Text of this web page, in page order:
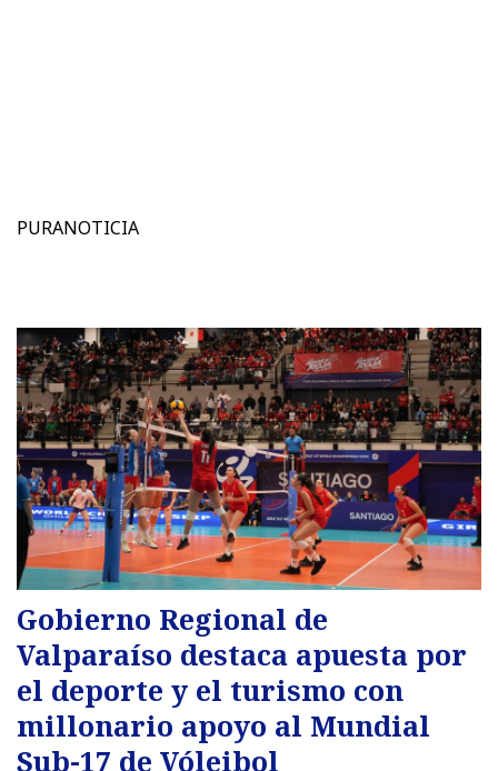
PURANOTICIA
Gobierno Regional de
Valparaíso destaca apuesta por
el deporte y el turismo con
millonario apoyo al Mundial
Sub-17 de Vóleibol